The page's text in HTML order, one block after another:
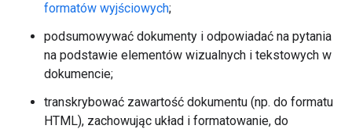
formatów wyjściowych;
podsumowywać dokumenty i odpowiadać na pytania
na podstawie elementów wizualnych i tekstowych w
dokumencie;
transkrybować zawartość dokumentu (np. do formatu
HTML), zachowując układ i formatowanie, do